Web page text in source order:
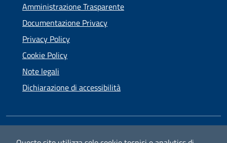
Amministrazione Trasparente
Documentazione Privacy
Privacy Policy
Cookie Policy
Note legali
Dichiarazione di accessibilità